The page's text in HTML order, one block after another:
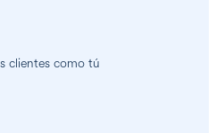
clientes como tú